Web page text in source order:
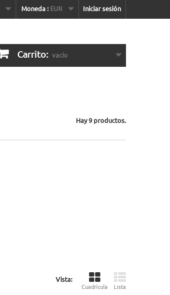
Iniciar sesión
Moneda : EUR
Carrito: vacío
Hay 9 productos.
Vista:
Cuadrícula Lista